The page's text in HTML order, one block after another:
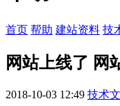
首页 帮助 建站资料 技
网站上线了 网
2018-10-03 12:49 技术